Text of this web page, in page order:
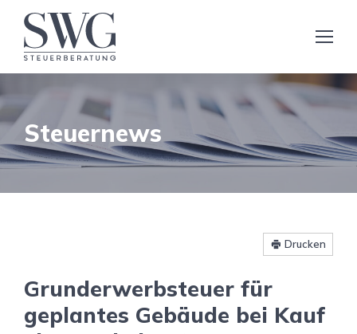
Steuernews
Drucken
Grunderwerbsteuer für
geplantes Gebäude bei Kauf